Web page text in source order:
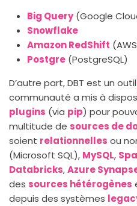
Big Query(Google
Snowflake
Amazon RedShift
Postgre (PostgreSQL)
D’autre part, DBT est un outil
communauté a mis à
plugins (via pip) pour
multitude de sources de
soient relationnelles ou
(Microsoft SQL), MySQL,
Databricks,Azure
des sources hétérogènes
depuis des systèmes